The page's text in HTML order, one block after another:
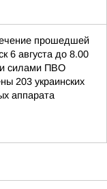
прошедшей
6 августа до 8.00
силами ПВО
203 украинских
аппарата